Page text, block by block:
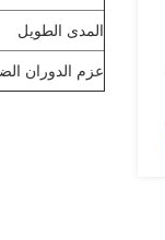
المدى الطويل
عزم الدوران